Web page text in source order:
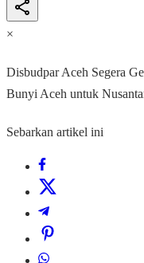
×
Disbudpar Aceh Segera
Bunyi Aceh untuk
Sebarkan artikel ini